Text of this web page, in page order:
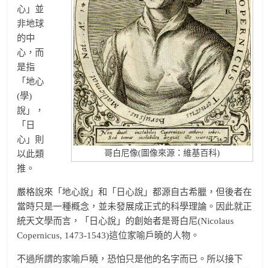
哥白尼像(圖像來源：維基百科)
心」並
非地球
的中
心，而
是指
「地心
(學)
說」，
「日
心」則
以此類
推。
嚴格說來「地心說」和「日心說」都源自古希臘，但後者在
當時只是一種概念，並未發展成正式的科學理論。因此就正
統天文學而言，「日心說」的創始者是哥白尼(Nicolaus
Copernicus, 1473-1543)這位家喻戶曉的人物。
不過所謂的家喻戶曉，恐怕只是他的名字而已。所以接下